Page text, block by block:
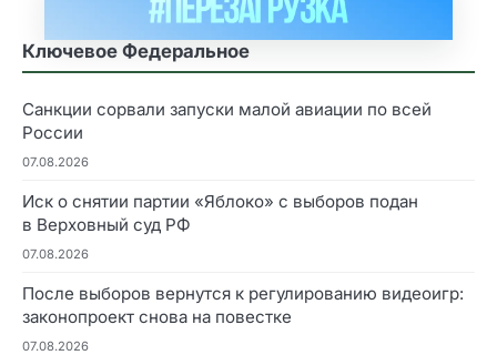
Ключевое Федеральное
Санкции сорвали запуски малой авиации по всей
России
07.08.2026
Иск о снятии партии «Яблоко» с выборов подан
в Верховный суд РФ
07.08.2026
После выборов вернутся к регулированию видеоигр:
законопроект снова на повестке
07.08.2026